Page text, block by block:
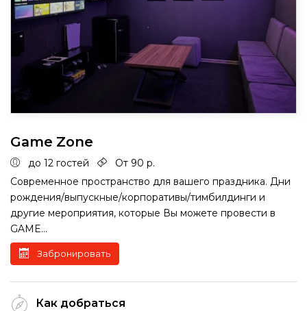
Game Zone
до 12 гостей
От 90 р.
Современное пространство для вашего праздника. Дни
рождения/выпускные/корпоративы/тимбилдинги и
другие мероприятия, которые Вы можете провести в
GAME...
Забронировать
Как добраться